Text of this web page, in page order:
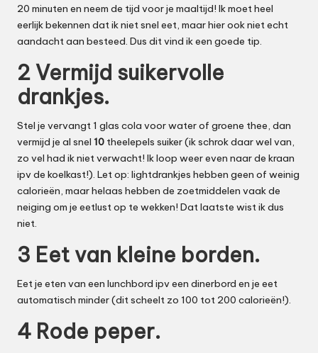
20 minuten en neem de tijd voor je maaltijd! Ik moet heel
eerlijk bekennen dat ik niet snel eet, maar hier ook niet echt
aandacht aan besteed. Dus dit vind ik een goede tip.
2 Vermijd suikervolle
drankjes.
Stel je vervangt 1 glas cola voor water of groene thee, dan
vermijd je al snel 10 theelepels suiker (ik schrok daar wel van,
zo vel had ik niet verwacht! Ik loop weer even naar de kraan
ipv de koelkast!). Let op: lightdrankjes hebben geen of weinig
calorieën, maar helaas hebben de zoetmiddelen vaak de
neiging om je eetlust op te wekken! Dat laatste wist ik dus
niet.
3 Eet van kleine borden.
Eet je eten van een lunchbord ipv een dinerbord en je eet
automatisch minder (dit scheelt zo 100 tot 200 calorieën!).
4 Rode peper.